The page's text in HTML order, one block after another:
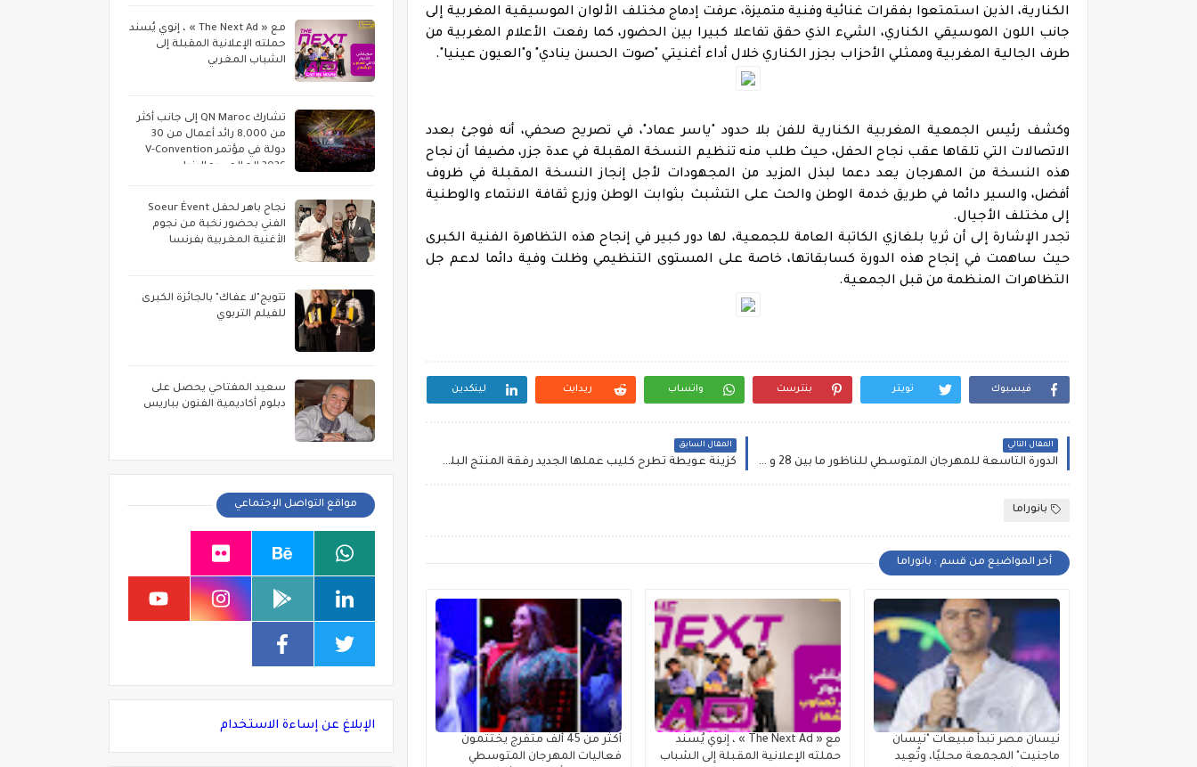
الكنارية، الذين استمتعوا بفقرات غنائية وفنية متميزة، عرفت إدماج مختلف الألوان الموسيقية المغربية إلى
جانب اللون الموسيقي الكناري، الشيء الذي حقق تفاعلا كبيرا بين الحضور، كما رفعت الأعلام المغربية من
طرف الجالية المغربية وممثلي الأحزاب بجزر الكناري خلال أداء أغنيتي "صوت الحسن ينادي" و"العيون عينيا".
وكشف رئيس الجمعية المغربية الكنارية للفن بلا حدود "ياسر عماد"، في تصريح صحفي، أنه فوجئ بعدد
الاتصالات التي تلقاها عقب نجاح الحفل، حيث طلب منه تنظيم النسخة المقبلة في عدة جزر، مضيفا أن نجاح
هذه النسخة من المهرجان يعد دعما لبذل المزيد من المجهودات لأجل إنجاز النسخة المقبلة في ظروف
أفضل، والسير دائما في طريق خدمة الوطن والحث على التشبث بثوابت الوطن وزرع ثقافة الانتماء والوطنية
إلى مختلف الأجيال.
تجدر الإشارة إلى أن ثريا بلغازي الكاتبة العامة للجمعية، لها دور كبير في إنجاح هذه التظاهرة الفنية الكبرى
حيث ساهمت في إنجاح هذه الدورة كسابقاتها، خاصة على المستوى التنظيمي وظلت وفية دائما لدعم جل
التظاهرات المنظمة من قبل الجمعية.
فيسبوك تويتر بنترست واتساب ريدايت لينكدين
المقال التالي
الدورة التاسعة للمهرجان المتوسطي للناظور ما بين 28 و 30 يوليوز
المقال السابق
كزينة عويطة تطرح كليب عملها الجديد رفقة المنتج البلجيكي لافيتو - فيديو-
بانوراما
أخر المواضيع من قسم : بانوراما
نيسان مصر تبدأ مبيعات "نيسان
ماجنيت" المجمعة محليًا، وتُعِيد
مع « The Next Ad » ، إنوي يُسند
حملته الإعلانية المقبلة إلى الشباب
أكثر من 45 ألف متفرج يختتمون
فعاليات المهرجان المتوسطي
مع « The Next Ad » ، إنوي يُسند
حملته الإعلانية المقبلة إلى
الشباب المغربي
تشارك QN Maroc إلى جانب أكثر
من 8,000 رائد أعمال من 30
دولة في مؤتمر V-Convention
2026 العالمي بماليزيا
نجاح باهر لحفل Soeur Évent
الفني بحضور نخبة من نجوم
الأغنية المغربية بفرنسا
تتويج"لا عفاك" بالجائزة الكبرى
للفيلم التربوي
سعيد المفتاحي يحصل على
دبلوم أكاديمية الفنون بباريس
مواقع التواصل الإجتماعي
الإبلاغ عن إساءة الاستخدام